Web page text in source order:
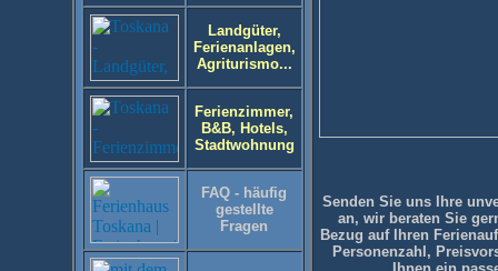
Landgüter,
Ferienanlagen,
Agriturismo...
Ferienzimmer,
B&B, Hotels,
Stadtwohnung
FAQ - häufig
gestellte
Fragen
Senden Sie uns Ihre
an, wir beraten Sie
Bezug auf Ihren
Personenzahl,